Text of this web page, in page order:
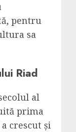
pentru
sa
Riad
al
prima
crescut și